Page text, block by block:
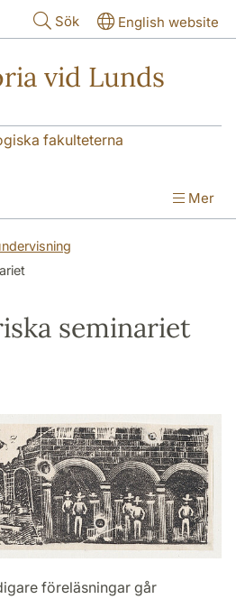
Sök English website
vid Lunds
fakulteterna
Mer
seminariet
föreläsningar går